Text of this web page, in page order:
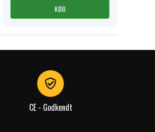
KØB
CE - Godkendt